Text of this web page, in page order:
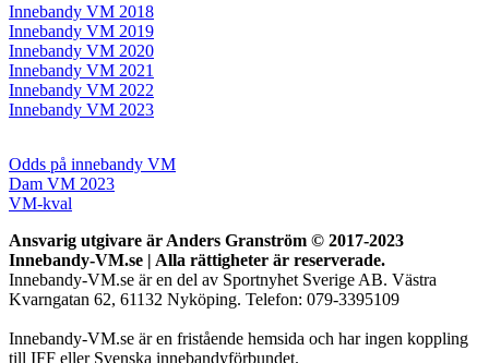
Innebandy VM 2018
Innebandy VM 2019
Innebandy VM 2020
Innebandy VM 2021
Innebandy VM 2022
Innebandy VM 2023
Odds på innebandy VM
Dam VM 2023
VM-kval
Ansvarig utgivare är Anders Granström © 2017-2023
Innebandy-VM.se | Alla rättigheter är reserverade.
Innebandy-VM.se är en del av Sportnyhet Sverige AB. Västra
Kvarngatan 62, 61132 Nyköping. Telefon: 079-3395109
Innebandy-VM.se är en fristående hemsida och har ingen koppling
till IFF eller Svenska innebandyförbundet.